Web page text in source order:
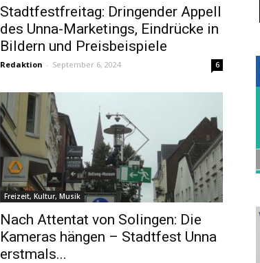
Stadtfestfreitag: Dringender Appell
des Unna-Marketings, Eindrücke in
Bildern und Preisbeispiele
Redaktion - September 6, 2024 6
Freizeit, Kultur, Musik
Nach Attentat von Solingen: Die
Kameras hängen – Stadtfest Unna
erstmals...